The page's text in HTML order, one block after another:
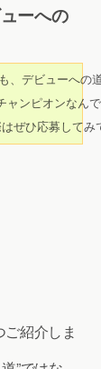
ーへの
、デビューへ
ャンピオンなん
ぜひ応募してみ
紹介しま